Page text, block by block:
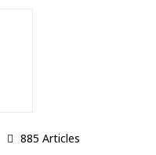
885 Articles